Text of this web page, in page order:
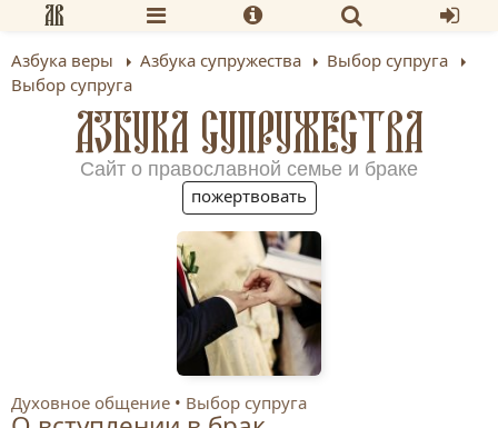
Азбука веры Азбука супружества
Выбор супруга
Выбор супруга
АЗБУКА СУПРУЖЕСТВА
Сайт о православной семье и браке
пожертвовать
Духовное общение Выбор супруга